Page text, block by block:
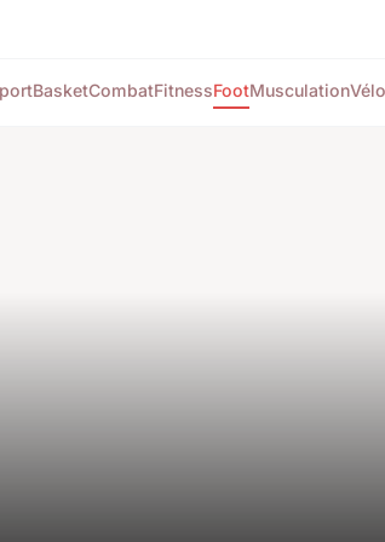
BasketCombatFitnessFootMusculationVélo